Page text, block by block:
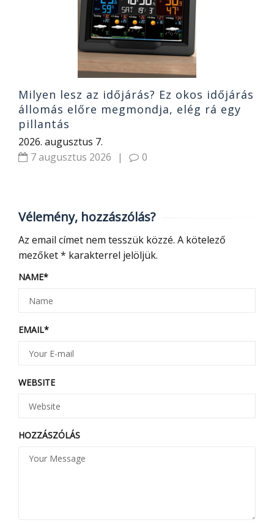
Milyen lesz az időjárás? Ez okos időjárás
állomás előre megmondja, elég rá egy
pillantás
2026. augusztus 7.
7 augusztus 2026
| 0
Vélemény, hozzászólás?
Az email címet nem tesszük közzé. A kötelező
mezőket* karakterrel jelöljük.
NAME*
EMAIL*
WEBSITE
HOZZÁSZÓLÁS